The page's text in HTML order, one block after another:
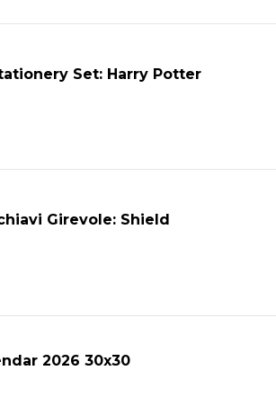
Set: Harry Potter
Girevole: Shield
2026 30x30